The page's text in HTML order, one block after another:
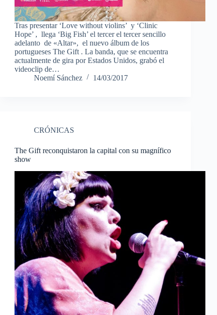
Tras presentar ‘Love without violins’ y ‘Clinic
Hope’ , llega ‘Big Fish’ el tercer el tercer sencillo
adelanto de «Altar», el nuevo álbum de los
portugueses The Gift . La banda, que se encuentra
actualmente de gira por Estados Unidos, grabó el
videoclip de…
Noemí Sánchez
14/03/2017
CRÓNICAS
The Gift reconquistaron la capital con su magnífico
show